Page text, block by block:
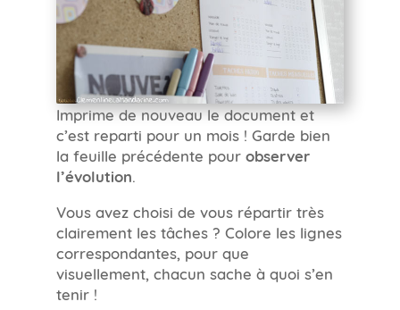
Imprime de nouveau le document et
c’est reparti pour un mois ! Garde bien
la feuille précédente pour observer
l’évolution
Vous avez choisi de vous répartir très
clairement les tâches ? Colore les lignes
correspondantes, pour que
visuellement, chacun sache à quoi s’en
tenir !